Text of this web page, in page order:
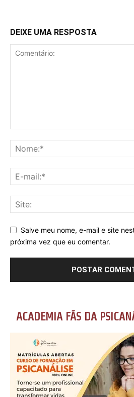
DEIXE UMA RESPOSTA
Salve meu nome, e-mail e site
próxima vez que eu comentar.
ACADEMIA FÃS DA